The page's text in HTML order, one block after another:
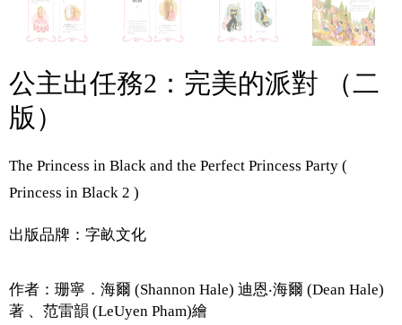
公主出任務2：完美的派對 （二
版）
The Princess in Black and the Perfect Princess Party (
Princess in Black 2 )
出版品牌：字畝文化
作者： 珊寧．海爾 (Shannon Hale) 迪恩‧海爾 (Dean Hale)
著 、范雷韻 (LeUyen Pham)繪